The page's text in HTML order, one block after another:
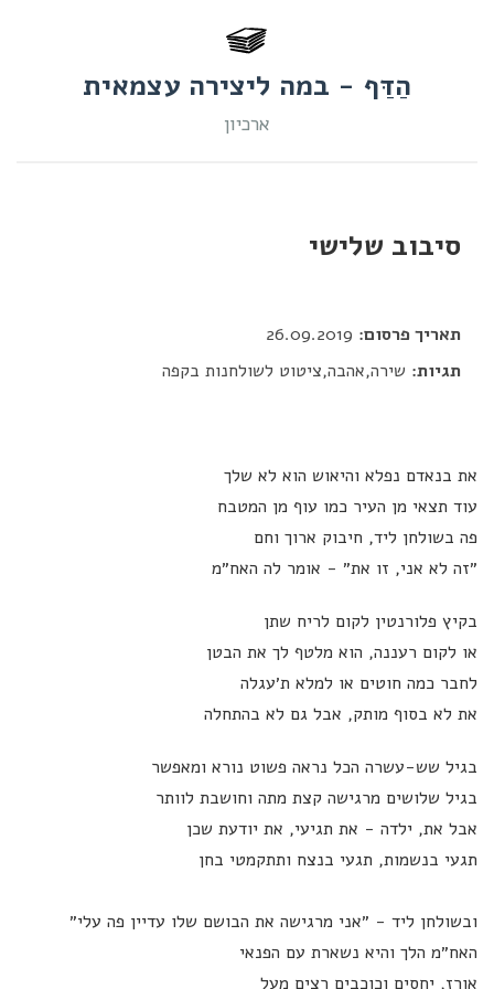
הַדַּף - במה ליצירה עצמאית
ארכיון
סיבוב שלישי
תאריך פרסום:
תגיות: שירה,אהבה,ציטוט לשולחנות בקפה
את בנאדם נפלא והיאוש הוא לא שלך
עוד תצאי מן העיר כמו עוף מן המטבח
פה בשולחן ליד, חיבוק ארוך וחם
״זה לא אני, זו את״ - אומר לה האח״מ
בקיץ פלורנטין לקום לריח שתן
או לקום רעננה, הוא מלטף לך את הבטן
לחבר כמה חוטים או למלא ת׳עגלה
את לא בסוף מותק, אבל גם לא בהתחלה
בגיל שש-עשרה הכל נראה פשוט נורא ומאפשר
בגיל שלושים מרגישה קצת מתה וחושבת לוותר
אבל את, ילדה - את תגיעי, את יודעת שכן
תגעי בנשמות, תגעי בנצח ותתקמטי בחן
ובשולחן ליד - ״אני מרגישה את הבושם שלו עדיין פה עלי״
האח״מ הלך והיא נשארת עם הפנאי
אורז, יחסים וכוכבים רצים מעל